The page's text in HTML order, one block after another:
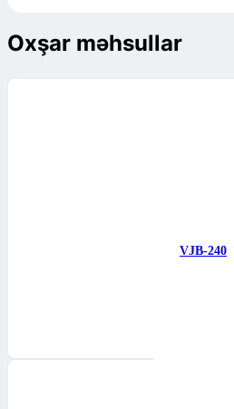
Oxşar məhsullar
VJB-240